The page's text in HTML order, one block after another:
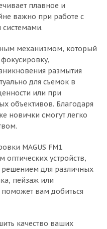
плавное и
важно при работе с
системами.
механизмом, который
размытия
для съемок в
или при
объективов. Благодаря
новички смогут легко
MAGUS FM1
устройств,
решением для различных
пейзаж или
поможет вам добиться
качество ваших